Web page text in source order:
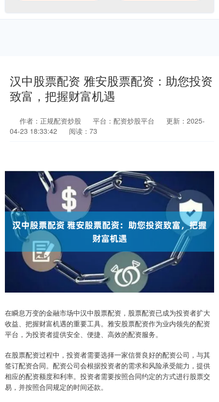
汉中股票配资 雅安股票配资：助您投资
致富，把握财富机遇
作者：正规配资炒股 平台：配资炒股平台
更新：2025-
04-23 18:33:42
阅读：73
在瞬息万变的金融市场中汉中股票配资，股票配资已成为投资者扩大
收益、把握财富机遇的重要工具。雅安股票配资作为业内领先的配资
平台，为投资者提供安全、便捷、高效的配资服务。
在股票配资过程中，投资者需要选择一家信誉良好的配资公司，与其
签订配资合同。配资公司会根据投资者的需求和风险承受能力，提供
相应的配资额度和利率。投资者需要按照合同约定的方式进行股票交
易，并按照合同规定的时间还款。